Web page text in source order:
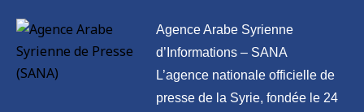
Agence Arabe Syrienne
d’Informations – SANA
L’agence nationale officielle de
presse de la Syrie, fondée le 24